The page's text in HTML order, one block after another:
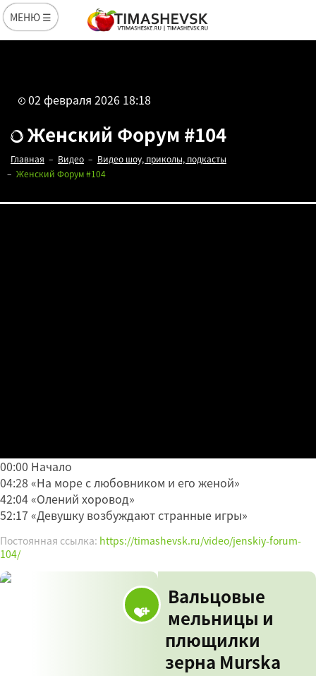
МЕНЮ ☰
02 февраля 2026 18:18
Женский Форум #104
Главная Видео
Видео шоу, приколы, подкасты
Женский Форум #104
00:00 Начало
04:28 «На море с любовником и его женой»
42:04 «Олений хоровод»
52:17 «Девушку возбуждают странные игры»
Постоянная ссылка: https://timashevsk.ru/video/jenskiy-forum-
104/
Вальцовые
мельницы и
плющилки
зерна Murska